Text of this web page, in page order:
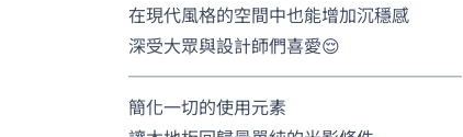
在現代風格的空間中也能增加沉穩感
深受大眾與設計師們喜愛😌
───────────────────
簡化一切的使用元素